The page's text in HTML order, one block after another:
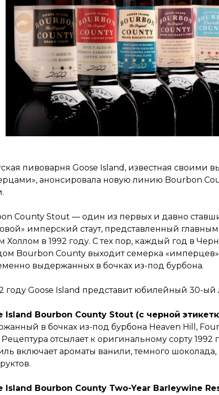
пивоварня Goose Island, известная своими
анонсировала новую линию Bourbon
County Stout — один из первых и давно
имперский стаут, представленный
Холлом в 1992 году. С тех пор, каждый год в
Bourbon County выходит семерка
выдержанных в бочках из-под бурбона.
году Goose Island представит юбилейный 30-ый
Island Bourbon County Stout (с черной
в бочках из-под бурбона Heaven Hill,
Рецептура отсылает к оригинальному сорту 1992
включает ароматы ванили, темного
Island Bourbon County Two-Year Barleywine